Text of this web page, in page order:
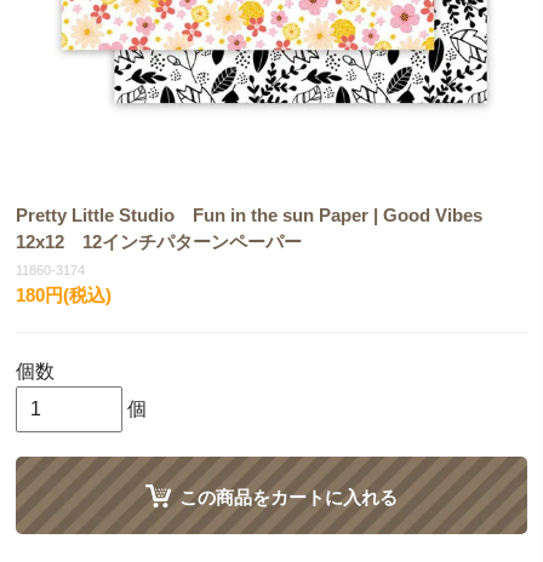
Pretty Little Studio Fun in the sun Paper | Good Vibes
12x12 12インチパターンペーパー
11860-3174
180円(税込)
個数
個
この商品をカートに入れる